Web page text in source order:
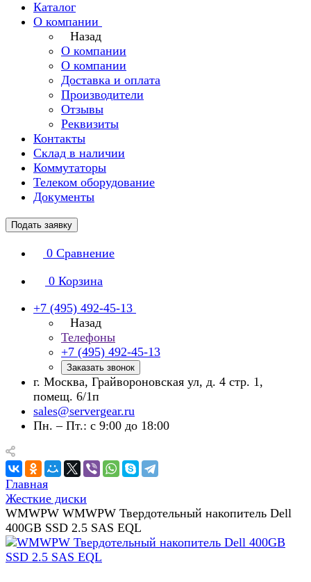
Каталог
О компании
Назад
О компании
О компании
Доставка и оплата
Производители
Отзывы
Реквизиты
Контакты
Склад в наличии
Коммутаторы
Телеком оборудование
Документы
Подать заявку
0 Сравнение
0 Корзина
+7 (495) 492-45-13
Назад
Телефоны
+7 (495) 492-45-13
Заказать звонок
г. Москва, Грайвороновская ул, д. 4 стр. 1,
помещ. 6/1п
sales@servergear.ru
Пн. – Пт.: с 9:00 до 18:00
Главная
Жесткие диски
WMWPW WMWPW Твердотельный накопитель Dell
400GB SSD 2.5 SAS EQL